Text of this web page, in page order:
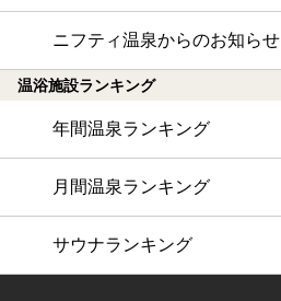
ニフティ温泉からのお知らせ
温浴施設ランキング
年間温泉ランキング
月間温泉ランキング
サウナランキング